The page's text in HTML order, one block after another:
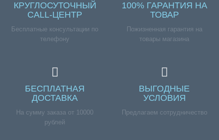
КРУГЛОСУТОЧНЫЙ
CALL-ЦЕНТР
Бесплатные консультации по
телефону
100% ГАРАНТИЯ НА
ТОВАР
Пожизненная гарантия на
товары магазина
БЕСПЛАТНАЯ
ДОСТАВКА
На сумму заказа от 10000
рублей
ВЫГОДНЫЕ
УСЛОВИЯ
Предлагаем сотрудничество